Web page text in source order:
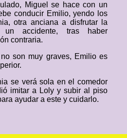
Miguel se hace con un
conducir Emilio, yendo los
otra anciana a disfrutar la
un accidente, tras haber
contraria.
son muy graves, Emilio es
se verá sola en el comedor
imitar a Loly y subir al piso
ayudar a este y cuidarlo.